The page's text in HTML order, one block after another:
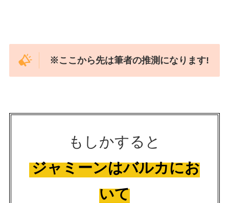
※ここから先は筆者の推測になります!
もしかすると
ジャミーンはバルカにお
いて